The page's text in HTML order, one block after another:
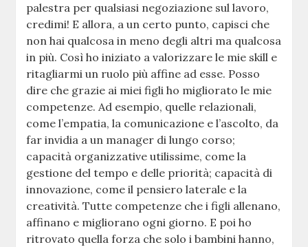
palestra per qualsiasi negoziazione sul lavoro,
credimi! E allora, a un certo punto, capisci che
non hai qualcosa in meno degli altri ma qualcosa
in più. Così ho iniziato a valorizzare le mie skill e
ritagliarmi un ruolo più affine ad esse. Posso
dire che grazie ai miei figli ho migliorato le mie
competenze. Ad esempio, quelle relazionali,
come l’empatia, la comunicazione e l’ascolto, da
far invidia a un manager di lungo corso;
capacità organizzative utilissime, come la
gestione del tempo e delle priorità; capacità di
innovazione, come il pensiero laterale e la
creatività. Tutte competenze che i figli allenano,
affinano e migliorano ogni giorno. E poi ho
ritrovato quella forza che solo i bambini hanno,